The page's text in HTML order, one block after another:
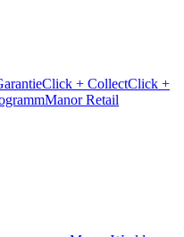
Click + CollectClick +
Manor Retail